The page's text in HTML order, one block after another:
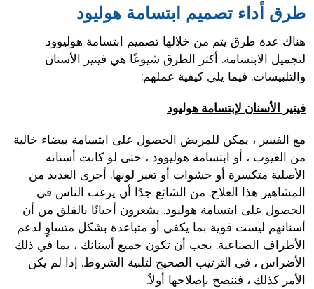
طرق أداء تصميم ابتسامة هوليود
هناك عدة طرق يتم من خلالها تصميم ابتسامة هوليوود
لتجميل الابتسامة. أكثر الطرق شيوعًا هي فينير الأسنان
والتلبيسات. فيما يلي كيفية عملهم:
فينير الأسنان لإبتسامة هوليود
مع الفينير ، يمكن للمريض الحصول على ابتسامة بيضاء خالية
من العيوب ، أو ابتسامة هوليوود ، حتى لو كانت أسنانه
الأصلية متكسرة أو حشوات أو تغير لونها. أجرى العديد من
المشاهير هذا العلاج. من الشائع جدًا أن يرغب الناس في
الحصول على ابتسامة هوليود. يشعرون أحيانًا بالقلق من أن
أسنانهم ليست قوية بما يكفي أو متباعدة بشكل متساوٍ لدعم
الأطراف الصناعية. يجب أن تكون جميع أسنانك ، بما في ذلك
الأضراس ، في الترتيب الصحيح لتلبية الشروط. إذا لم يكن
الأمر كذلك ، فننصح بإصلاحها أولاً.